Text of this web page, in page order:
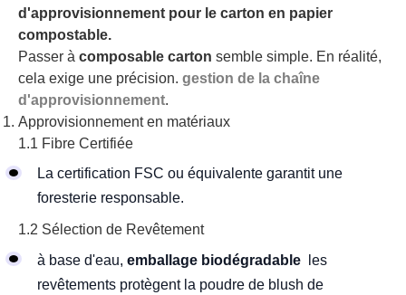
d'approvisionnement pour le carton en papier
compostable.
Passer à composable carton semble simple. En réalité,
cela exige une précision. gestion de la chaîne
d'approvisionnement.
Approvisionnement en matériaux
1.1 Fibre Certifiée
La certification FSC ou équivalente garantit une
foresterie responsable.
1.2 Sélection de Revêtement
à base d'eau, emballage biodégradable
les
revêtements protègent la poudre de blush de